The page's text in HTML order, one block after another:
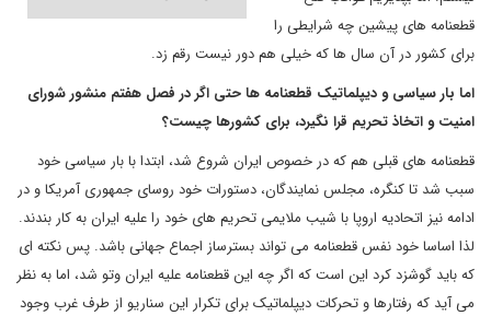
قطعنامه های پیشین چه شرایطی را
برای کشور در آن سال ها که خیلی هم دور نیست رقم زد.
اما بار سیاسی و دیپلماتیک قطعنامه ها حتی اگر در فصل هفتم منشور شورای
امنیت و اتخاذ تحریم قرا نگیرد، برای کشورها چیست؟
قطعنامه های قبلی هم که در خصوص ایران شروع شد، ابتدا با بار سیاسی خود
سبب شد تا کنگره، مجلس نمایندگان، دستورات خود روسای جمهوری آمریکا و در
ادامه نیز اتحادیه اروپا با شیب ملایمی تحریم های خود را علیه ایران به کار بندند.
لذا اساسا خود نفس قطعنامه می تواند بسترساز اجماع جهانی باشد. پس نکته ای
که باید گوشزد کرد این است که اگر چه این قطعنامه علیه ایران وتو شد، اما به نظر
می آید که رفتارها و تحرکات دیپلماتیک برای تکرار این سناریو از طرف غرب وجود